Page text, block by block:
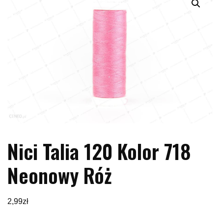
Nici Talia 120 Kolor 718
Neonowy Róż
2,99zł